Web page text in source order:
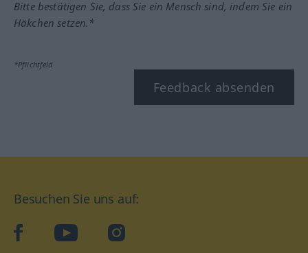
Bitte bestätigen Sie, dass Sie ein Mensch sind, indem Sie ein
Häkchen setzen.*
*Pflichtfeld
Feedback absenden
Besuchen Sie uns auf:
facebookYouTube Instagram